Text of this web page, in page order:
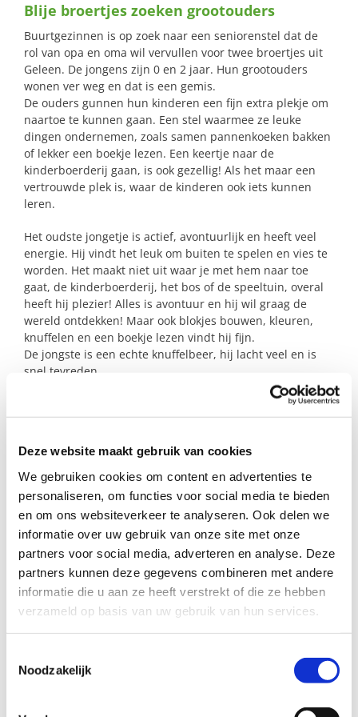
Deze website maakt gebruik van cookies
We gebruiken cookies om content en advertenties te
personaliseren, om functies voor social media te bieden
en om ons websiteverkeer te analyseren. Ook delen we
informatie over uw gebruik van onze site met onze
partners voor social media, adverteren en analyse. Deze
partners kunnen deze gegevens combineren met andere
informatie die u aan ze heeft verstrekt of die ze hebben
verzameld op basis van uw gebruik van hun services.
Noodzakelijk
naar:
Blije broertjes zoeken grootouders
Buurtgezinnen is op zoek naar een seniorenstel dat de
rol van opa en oma wil vervullen voor twee broertjes uit
Geleen. De jongens zijn 0 en 2 jaar. Hun grootouders
wonen ver weg en dat is een gemis.
De ouders gunnen hun kinderen een fijn extra plekje om
naartoe te kunnen gaan. Een stel waarmee ze leuke
dingen ondernemen, zoals samen pannenkoeken bakken
of lekker een boekje lezen. Een keertje naar de
kinderboerderij gaan, is ook gezellig! Als het maar een
vertrouwde plek is, waar de kinderen ook iets kunnen
leren.
Het oudste jongetje is actief, avontuurlijk en heeft veel
energie. Hij vindt het leuk om buiten te spelen en vies te
worden. Het maakt niet uit waar je met hem naar toe
gaat, de kinderboerderij, het bos of de speeltuin, overal
heeft hij plezier! Alles is avontuur en hij wil graag de
wereld ontdekken! Maar ook blokjes bouwen, kleuren,
knuffelen en een boekje lezen vindt hij fijn.
De jongste is een echte knuffelbeer, hij lacht veel en is
snel tevreden.
Mogen deze kleintjes bij jullie komen knuffelen?
Profiel steungezin
We zoeken een energiek seniorenstel in Geleen
of de directe omgeving:
Dat het leuk vindt om regelmatig iets te
ondernemen met twee jonge kinderen;
Dat, als het vertrouwen er onderling is,
lang deel wil uitmaken van het leven van
deze kinderen en het gezin.